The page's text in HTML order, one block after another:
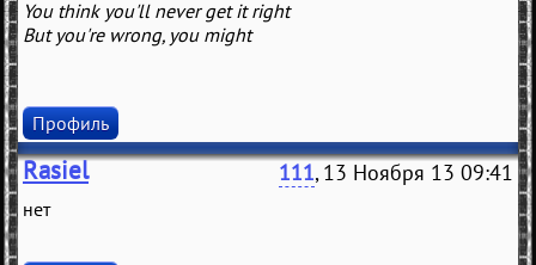
You think you'll never get it right
But you're wrong, you might
Профиль
Rasiel 111, 13 Ноября 13 09:41
нет